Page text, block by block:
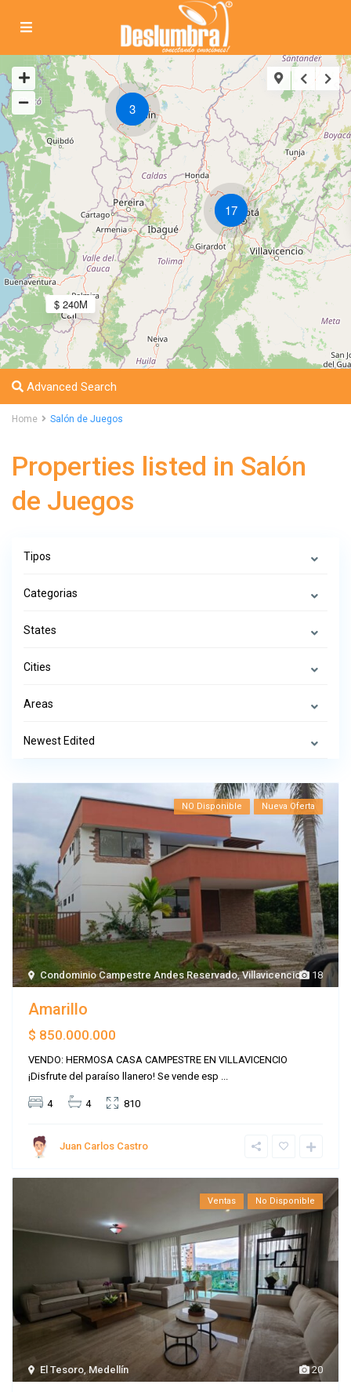
3
17
$ 240M
Advanced Search
Home Salón de Juegos
Properties listed in Salón
de Juegos
Tipos
Categorias
States
Cities
Areas
Newest Edited
18
Condominio Campestre Andes Reservado,Villavicencio
NO Disponible Nueva Oferta
Amarillo
$ 850.000.000
VENDO: HERMOSA CASA CAMPESTRE EN VILLAVICENCIO
¡Disfrute del paraíso llanero! Se vende esp
4 4 810
Juan Carlos Castro
20
El Tesoro ,Medellín
Ventas No Disponible